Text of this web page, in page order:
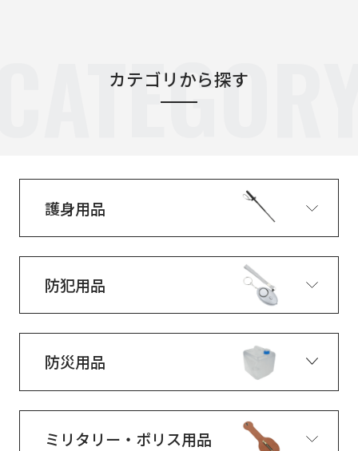
カテゴリから探す
護身用品
防犯用品
防災用品
ミリタリー・ポリス用品